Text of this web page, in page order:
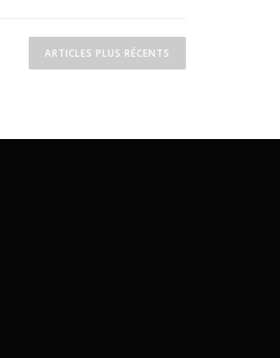
ARTICLES PLUS RÉCENTS